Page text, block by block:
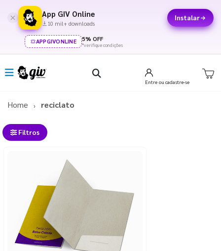
App GIV Online
10 mil+ downloads
Instalar
APPGIVONLINE 5% OFF
*verifique condições
Entre ou cadastre-se
Home reciclato
Filtros